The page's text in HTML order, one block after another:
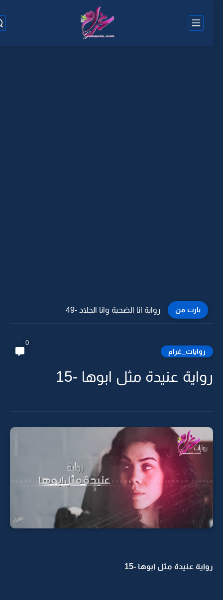
بارت من رواية انا الضحية وانا الجلاد -49
روايات_غرام
رواية عنيدة مثل ابوها -15
رواية عنيدة مثل ابوها -15